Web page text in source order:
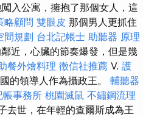
入公寓，擁抱了那個女人，這
略顧問 雙眼皮 那個男人更抓住
間規劃 台北記帳士 助聽器 原理
近，心臟的節奏爆發，但是幾
餐外燴料理 徵信社推薦 V. 護
的領導人作為攝政王。 輔聽器
帳事務所 桃園滅鼠 不鏽鋼流理
去世，在年輕的查爾斯成為王